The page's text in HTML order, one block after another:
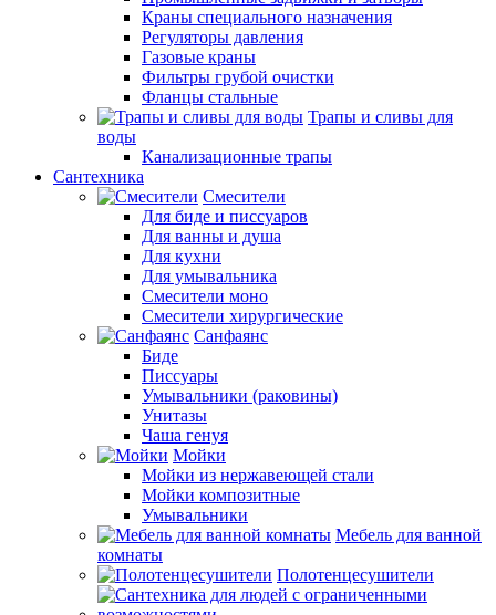
Краны специального назначения
Регуляторы давления
Газовые краны
Фильтры грубой очистки
Фланцы стальные
Трапы и сливы для
воды
Канализационные трапы
Сантехника
Смесители
Для биде и писсуаров
Для ванны и душа
Для кухни
Для умывальника
Смесители моно
Смесители хирургические
Санфаянс
Биде
Писсуары
Умывальники (раковины)
Унитазы
Чаша генуя
Мойки
Мойки из нержавеющей стали
Мойки композитные
Умывальники
Мебель для ванной
комнаты
Полотенцесушители